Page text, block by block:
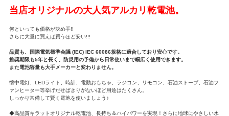
当店オリジナルの大人気アルカリ乾電池。
何といっても価格が決め手!!
さらに大量に買えば買うほど安い!!!
品質も、国際電気標準会議 (IEC) IEC 60086規格に適合しており安心です。
推奨期限も5年と長く、防災用の予備から日常使いまで幅広く使用できます。
また電池容量も大手メーカーと変わりません。
懐中電灯、LEDライト、時計、電動おもちゃ、ラジコン、リモコン、石油ストーブ、石油フ
ァンヒーター等挙げだせばきりがないほど用途はたくさん。
しっかり常備して賢く電池を使いましょう♪
◆高品質キラットオリジナル乾電池、長持ち＆ハイパワーを実現！さらに地球にやさしい水